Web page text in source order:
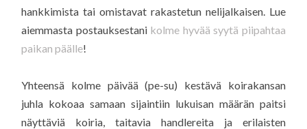
hankkimista tai omistavat rakastetun nelijalkaisen. Lue
aiemmasta postauksestani kolme hyvää syytä piipahtaa
paikan päälle!
Yhteensä kolme päivää (pe-su) kestävä koirakansan
juhla kokoaa samaan sijaintiin lukuisan määrän paitsi
näyttäviä koiria, taitavia handlereita ja erilaisten